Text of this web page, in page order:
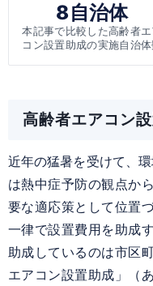
8自治体
本記事で比較した高齢者エ
コン設置助成の実施自治体
高齢者エアコン
近年の猛暑を受けて、
は熱中症予防の観点か
要な適応策として位置
一律で設置費用を助成
助成しているのは市区
エアコン設置助成」（